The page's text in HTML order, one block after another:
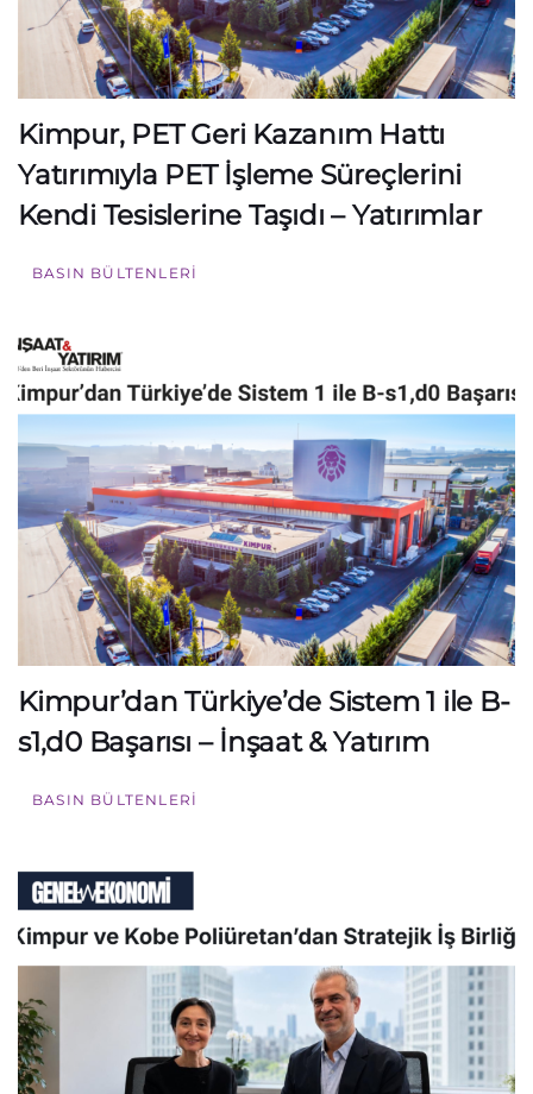
Kimpur, PET Geri Kazanım Hattı
Yatırımıyla PET İşleme Süreçlerini
Kendi Tesislerine Taşıdı – Yatırımlar
BASIN BÜLTENLERI
Kimpur’dan Türkiye’de Sistem 1 ile B-
s1,d0 Başarısı – İnşaat & Yatırım
BASIN BÜLTENLERI